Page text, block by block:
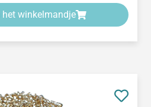
het winkelmandje